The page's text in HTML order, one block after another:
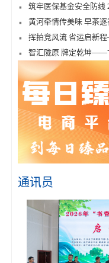
筑牢医保基金安全防线
黄河牵情传美味 早茶
挥拍竞风流 省运启新
智汇陇原 牌定乾坤——
通讯员